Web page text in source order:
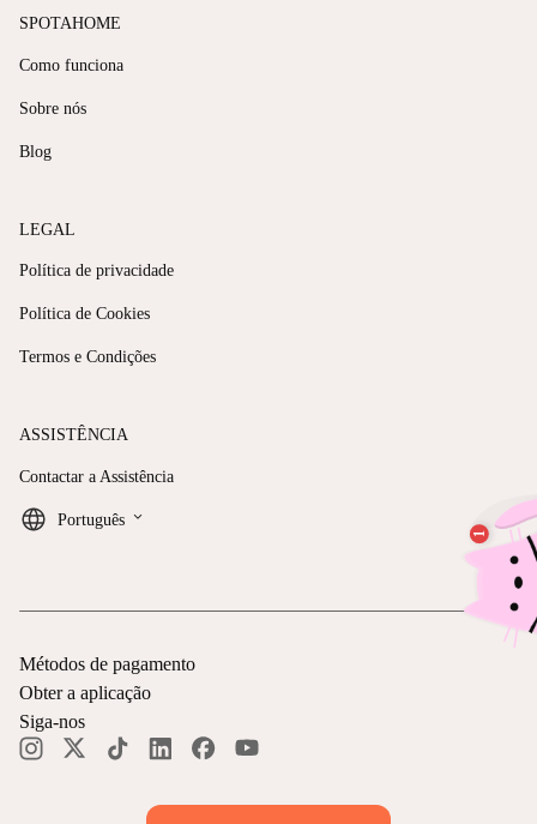
SPOTAHOME
Como funciona
Sobre nós
Blog
LEGAL
Política de privacidade
Política de Cookies
Termos e Condições
ASSISTÊNCIA
Contactar a Assistência
Português keyboard_arrow_down
Métodos de pagamento
Obter a aplicação
Siga-nos